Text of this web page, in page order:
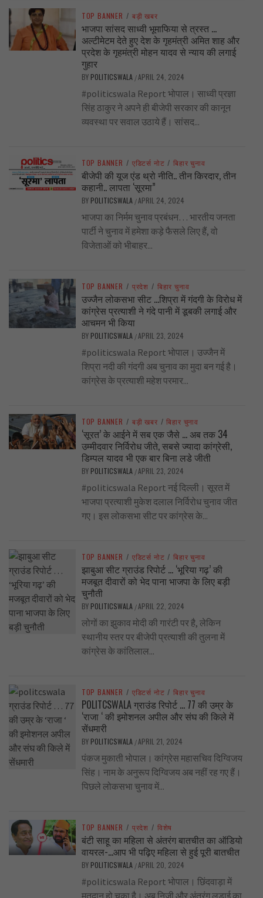
TOP BANNER / बड़ी खबर
भाजपा सांसद साध्वी भूमाफिया से त्रस्त …
अल्टीमेटम देते हुए देश के गृहमंत्री अमित शाह और
प्रदेश के गृहमंत्री मोहन यादव से न्याय की लगाई
गुहार
BY POLITICSWALA /APRIL 24, 2024
#politicswala Report भोपाल। साध्वी प्रज्ञा
सिंह ठाकुर ने अपने ही बीजेपी सरकार की कानून
व्यवस्था पर सवाल उठाये हैं। सांसद...
TOP BANNER / एडिटर्स नोट / बिहार चुनाव
बीजेपी की यूज एंड थ्रो नीति.. तीन किरदार, तीन
कहानी.. लापता ‘सूरमा”
BY POLITICSWALA /APRIL 24, 2024
भाजपा का निर्मम चुनाव प्रबंधन… भारतीय जनता
पार्टी ने चुनाव में हमेशा कड़े फैसले लिए हैं, वो
विजेताओं को भीबाहर...
TOP BANNER / प्रदेश / बिहार चुनाव
उज्जैन लोकसभा सीट …शिप्रा में गंदगी के विरोध में
कांग्रेस प्रत्याशी ने गंदे पानी में डूबकी लगाई और
आचमन भी किया
BY POLITICSWALA /APRIL 23, 2024
#politicswala Report भोपाल। उज्जैन में
शिप्रा नदी की गंदगी अब चुनाव का मुदा बन गई है।
कांग्रेस के प्रत्याशी महेश परमार...
TOP BANNER / बड़ी खबर / बिहार चुनाव
‘सूरत’ के आईने में सब एक जैसे … अब तक 34
उम्मीदवार निर्विरोध जीते, सबसे ज्यादा कांग्रेसी,
डिम्पल यादव भी एक बार बिना लडे जीती
BY POLITICSWALA /APRIL 23, 2024
#politicswala Report नई दिल्ली। सूरत में
भाजपा प्रत्याशी मुकेश दलाल निर्विरोध चुनाव जीत
गए। इस लोकसभा सीट पर कांग्रेस के...
TOP BANNER / एडिटर्स नोट / बिहार चुनाव
झाबुआ सीट ग्राउंड रिपोर्ट … ‘भूरिया गढ़’ की
मजबूत दीवारों को भेद पाना भाजपा के लिए बड़ी
चुनौती
BY POLITICSWALA /APRIL 22, 2024
लोगों का झुकाव मोदी की गारंटी पर है, लेकिन
स्थानीय स्तर पर बीजेपी प्रत्याशी की तुलना में
कांग्रेस के कांतिलाल...
TOP BANNER / एडिटर्स नोट / बिहार चुनाव
POLITCSWALA ग्राउंड रिपोर्ट … 77 की उम्र के
‘राजा ‘ की इमोशनल अपील और संघ की किले में
सेंधमारी
BY POLITICSWALA /APRIL 21, 2024
पंकज मुकाती भोपाल। कांग्रेस महासचिव दिग्विजय
सिंह। नाम के अनुरूप दिग्विजय अब नहीं रह गए हैं।
पिछले लोकसभा चुनाव में...
TOP BANNER / प्रदेश / विशेष
बंटी साहू का महिला से अंतरंग बातचीत का ऑडियो
वायरल-…आप भी पढ़िए महिला से हुई पूरी बातचीत
BY POLITICSWALA /APRIL 20, 2024
#politicswala Report भोपाल। छिंदवाड़ा में
मतदान हो चुका है। अब निजी और अंतरंग लड़ाई का